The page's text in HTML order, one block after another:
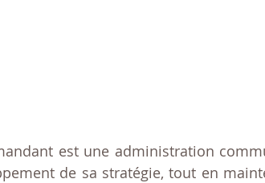
est une administration
de sa stratégie, tout en